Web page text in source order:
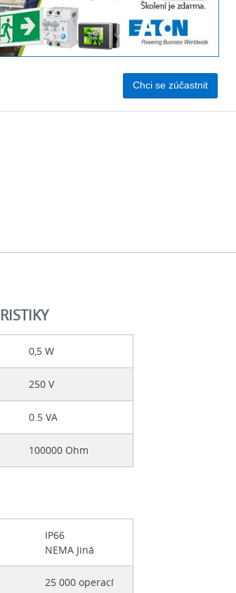
0,5 W
250 V
0.5 VA
100000 Ohm
IP66
NEMA Jiná
25 000 operací